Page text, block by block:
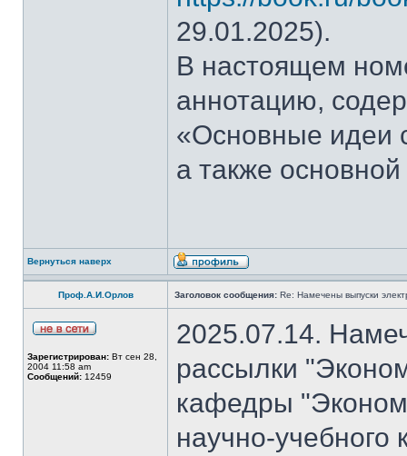
29.01.2025).
В настоящем
аннотацию,
«Основные идеи
а также
Вернуться наверх
Проф.А.И.Орлов Заголовок сообщения: Re: Намечены выпуски
Зарегистрирован: Вт сен 28,
2004 11:58 am
Сообщений: 12459
2025.07.14.
рассылки
кафедры
научно-